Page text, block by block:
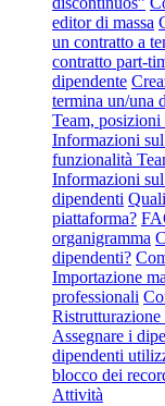
editor di massa
un contratto a
contratto part-
dipendente
termina un/una
Team, posizioni
Informazioni
funzionalità
Informazioni
dipendenti
piattaforma?
organigramma
dipendenti?
Importazione
professionali
Assegnare i
dipendenti
blocco dei
Attività